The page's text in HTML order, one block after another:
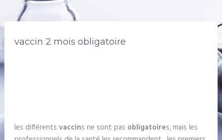
vaccin 2 mois obligatoire
les différents vaccins ne sont pas obligatoires, mais les